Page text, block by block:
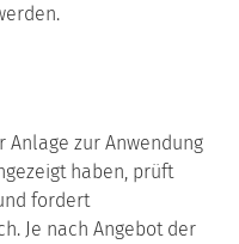
zur Anwendung
haben, prüft
fordert
Je nach Angebot der